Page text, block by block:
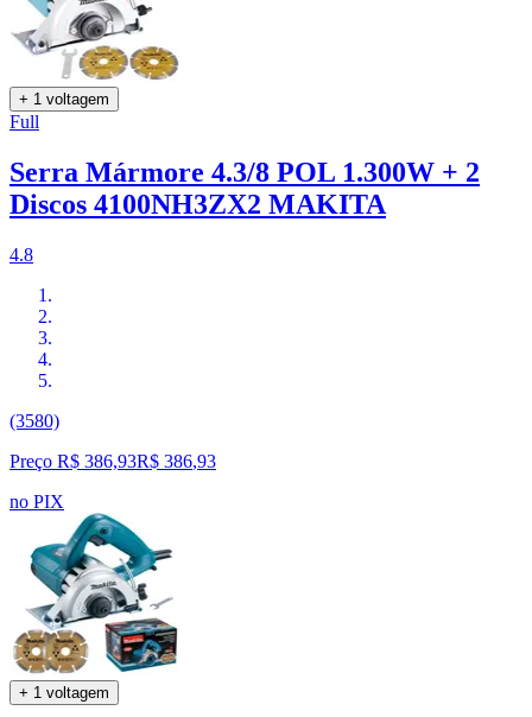
+ 1 voltagem
Full
Serra Mármore 4.3/8 POL 1.300W + 2
Discos 4100NH3ZX2 MAKITA
4.8
(3580)
Preço R$ 386,93R$ 386,93
no PIX
+ 1 voltagem